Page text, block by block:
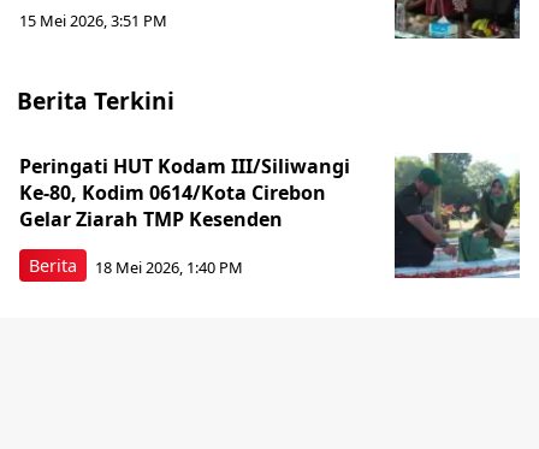
15 Mei 2026, 3:51 PM
Berita Terkini
Berita
Peringati HUT Kodam III/Siliwangi
Ke-80, Kodim 0614/Kota Cirebon
Gelar Ziarah TMP Kesenden
18 Mei 2026, 1:40 PM